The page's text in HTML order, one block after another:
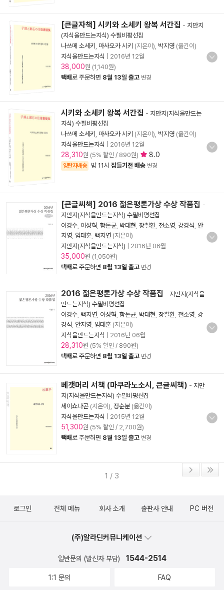
[큰글자책] 시키와 소세키 왕복 서간집 - 지만지
(지식을만드는지식) 수필비평선집
나쓰메 소세키
마사오카 시키 (지은이), 박지영 (옮긴이)
지식을만드는지식
2016년 12월
38,000원 (1,140원)
택배로 주문하면 8월 13일 출고 변경
시키와 소세키 왕복 서간집 - 지만지(지식을만드는
지식) 수필비평선집
나쓰메 소세키
마사오카 시키 (지은이), 박지영 (옮긴이)
지식을만드는지식
2016년 12월
28,310원 (5% 할인 / 890원) 8.0
양탄자배송 밤 11시 잠들기전 배송 변경
[큰글씨책] 2016 젊은평론가상 수상 작품집 -
지만지(지식을만드는지식) 수필비평선집
이경수 이성혁 함돈균 박대현 장철환 전소영 강경석 안
지영 임태훈 백지연 (지은이)
지만지(지식을만드는지식)
2016년 06월
35,000원 (1,050원)
택배로 주문하면 8월 13일 출고 변경
2016 젊은평론가상 수상 작품집 - 지만지(지식을
만드는지식) 수필비평선집
이경수 백지연 이성혁 함돈균 박대현 장철환 전소영 강
경석 안지영 임태훈 (지은이)
지식을만드는지식
2016년 06월
28,310원 (5% 할인 / 890원)
택배로 주문하면 8월 13일 출고 변경
베갯머리 서책 (마쿠라노소시, 큰글씨책) - 지만
지(지식을만드는지식) 수필비평선집
세이쇼나곤 (지은이), 정순분 (옮긴이)
지식을만드는지식
2015년 12월
51,300원 (5% 할인 / 2,700원)
택배로 주문하면 8월 13일 출고 변경
1 / 3
로그인 전체 메뉴 회사 소개 출판사 안내 PC 버전
(주)알라딘커뮤니케이션
일반문의 (발신자 부담) 1544-2514
1:1 문의 FAQ